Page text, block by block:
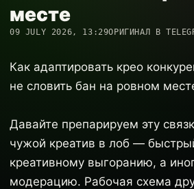
месте
09 JULY 2026, 13:29ОРИГИНАЛ В
Как адаптировать крео
не словить бан на ровном
Давайте препарируем эту
чужой креатив в лоб —
креативному выгоранию, а
модерацию. Рабочая схема